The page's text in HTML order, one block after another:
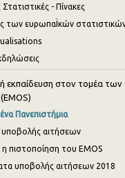
- Πίνακες
των ευρωπαΪκών
εκπαίδευση στον τομέα των
Πανεπιστήμια
αιτήσεων
η πιστοποίηση του EMOS
υποβολής αιτήσεων 2018